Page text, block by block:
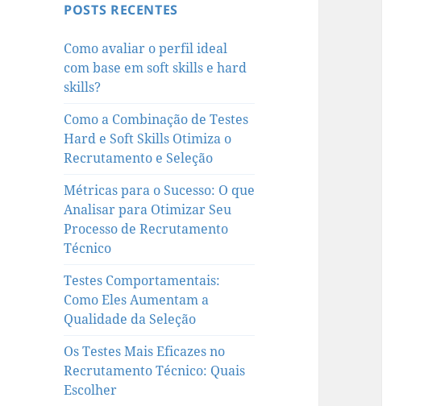
POSTS RECENTES
Como avaliar o perfil ideal
com base em soft skills e hard
skills?
Como a Combinação de Testes
Hard e Soft Skills Otimiza o
Recrutamento e Seleção
Métricas para o Sucesso: O que
Analisar para Otimizar Seu
Processo de Recrutamento
Técnico
Testes Comportamentais:
Como Eles Aumentam a
Qualidade da Seleção
Os Testes Mais Eficazes no
Recrutamento Técnico: Quais
Escolher